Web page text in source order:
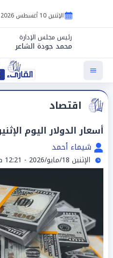
الإثنين 10 أغسطس 2026
رئيس مجلس الإدارة
محمد جودة الشاعر
اقتصاد
أسعار الدولار اليوم الإثنين 18 مايو أمام
شيماء أحمد
الإثنين 18/مايو/2026 - 12:21 ص